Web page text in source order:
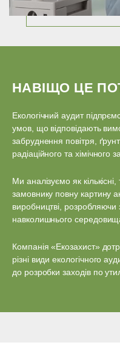
НАВІЩО ЦЕ
Екологічний аудит
умов, що відповідають
забруднення повітря,
радіаційного та
Ми аналізуємо як
замовнику повну картину
виробництві,
навколишнього
Компанія «Екозахист»
різні види екологічного
до розробки заходів по